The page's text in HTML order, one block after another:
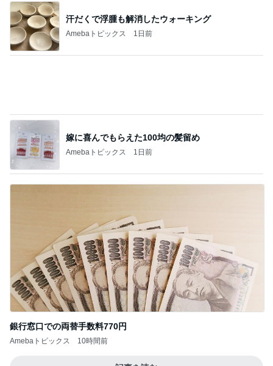
嫁に喜んでもらえた100均の髪留め
Amebaトピックス 1日前
10時間前
記事を読む
夫がお礼に買ってくれた大量の品
Amebaトピックス 1日前